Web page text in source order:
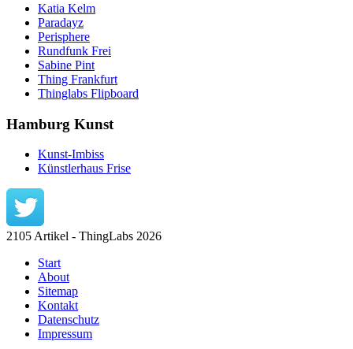
Katia Kelm
Paradayz
Perisphere
Rundfunk Frei
Sabine Pint
Thing Frankfurt
Thinglabs Flipboard
Hamburg Kunst
Kunst-Imbiss
Künstlerhaus Frise
2105 Artikel - ThingLabs 2026
Start
About
Sitemap
Kontakt
Datenschutz
Impressum